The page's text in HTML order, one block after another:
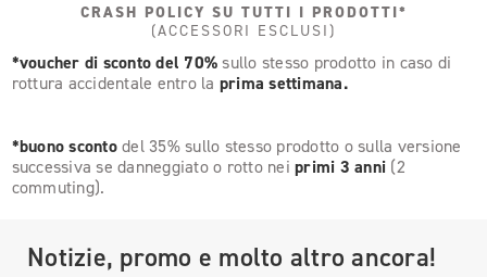
CRASH POLICY SU TUTTI I PRODOTTI*
(ACCESSORI ESCLUSI)
*voucher di sconto del 70% sullo stesso prodotto in caso di
rottura accidentale entro la prima settimana.
*buono scontodel 35% sullo stesso prodotto o sulla versione
successiva se danneggiato o rotto nei primi 3 anni (2
commuting).
Notizie, promo e molto altro ancora!